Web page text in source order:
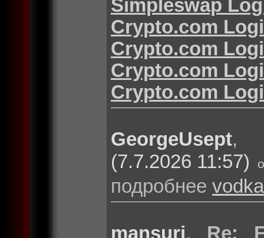
Simpleswap
Crypto.com
Crypto.com
Crypto.com
Crypto.com
GeorgeUsept
(7.7.2026 11:57)
подробнее
mansuri, Re: